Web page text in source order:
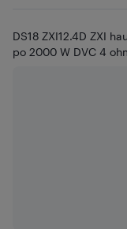
DS18 ZXI12.4D ZXI
po 2000 W DVC 4